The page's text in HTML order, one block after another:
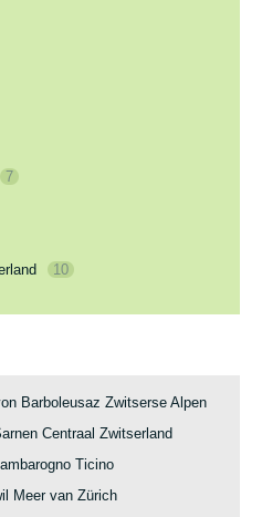
7
10
Barboleusaz Zwitserse Alpen
Centraal Zwitserland
Ticino
Meer van Zürich